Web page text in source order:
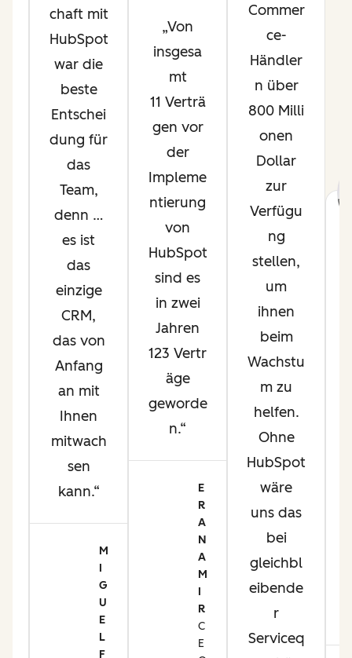
chaft mit
HubSpot
war die
beste
Entschei
dung für
das
Team,
denn …
es ist
das
einzige
CRM,
das von
Anfang
an mit
Ihnen
mitwach
sen
kann.
M
I
G
U
E
L
F
Von
insgesa
mt
11 Verträ
gen vor
der
Impleme
ntierung
von
HubSpot
sind es
in zwei
Jahren
123 Vertr
äge
geworde
n.
E
R
A
N
A
M
I
R
C
E
Commer
ce-
Händler
n über
800 Milli
onen
Dollar
zur
Verfügu
ng
stellen,
um
ihnen
beim
Wachstu
m zu
helfen.
Ohne
HubSpot
wäre
uns das
bei
gleichbl
eibende
r
Serviceq